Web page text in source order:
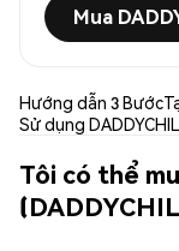
Mua
Hướng dẫn 3 Bước
Sử dụng
Tôi có thể